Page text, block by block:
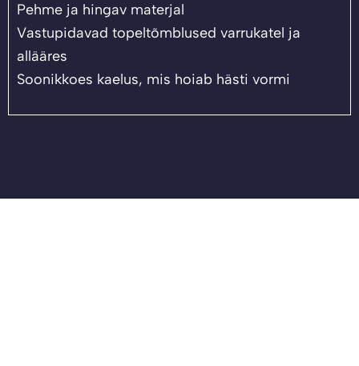
Pehme ja hingav materjal
Vastupidavad topeltõmblused varrukatel ja
allääres
Soonikkoes kaelus, mis hoiab hästi vormi